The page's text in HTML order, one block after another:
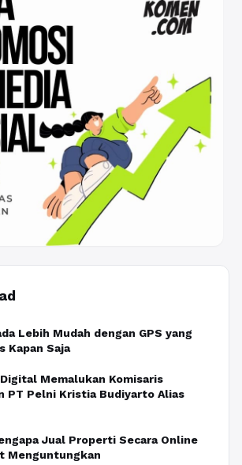
Lebih Mudah dengan GPS yang
Kapan Saja
Memalukan Komisaris
PT Pelni Kristia Budiyarto Alias
Jual Properti Secara Online
Menguntungkan